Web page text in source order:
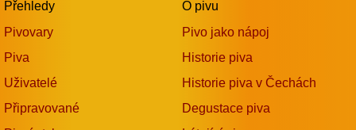
Přehledy
Pivovary
Piva
Uživatelé
Připravované
O pivu
Pivo jako nápoj
Historie piva
Historie piva v Čechách
Degustace piva